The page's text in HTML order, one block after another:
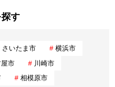
す
さいたま市
横浜市
市
川崎市
相模原市